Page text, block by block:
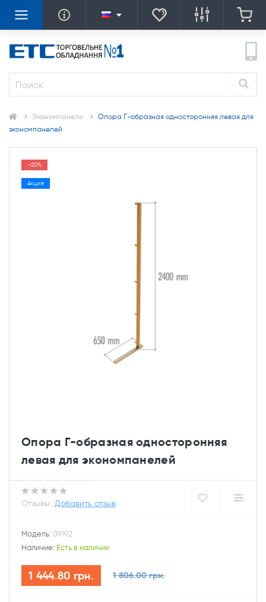
Экономпанели
Опора Г-образная односторонняя левая для
экономпанелей
-20%
Акция
Опора Г-образная односторонняя
левая для экономпанелей
Отзывы: Добавить отзыв
Модель: 09192
Наличие: Есть в наличии
1 444.80 грн. 1 806.00 грн.